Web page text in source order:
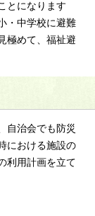
とになります
・中学校に避難
極めて、福祉避
自治会でも防災
における施設の
利用計画を立て